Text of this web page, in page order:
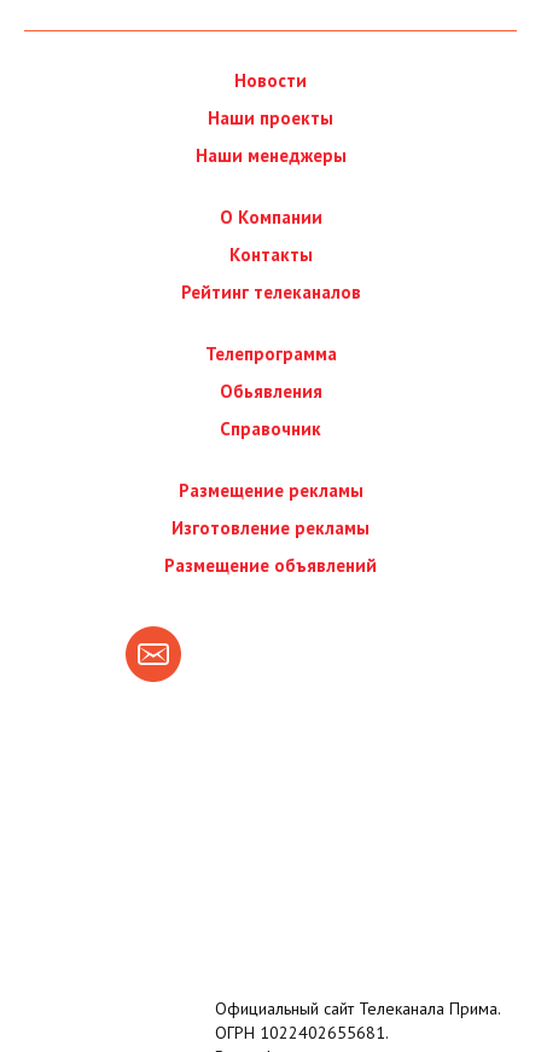
Новости
Наши проекты
Наши менеджеры
О Компании
Контакты
Рейтинг телеканалов
Телепрограмма
Обьявления
Справочник
Размещение рекламы
Изготовление рекламы
Размещение объявлений
Официальный сайт Телеканала Прима.
ОГРН 1022402655681.